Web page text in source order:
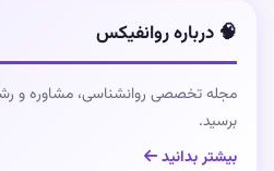
🧠 درباره روانفیکس
مجله تخصصی روانشناسی، مشاوره و
برسید.
بیشتر بدانید